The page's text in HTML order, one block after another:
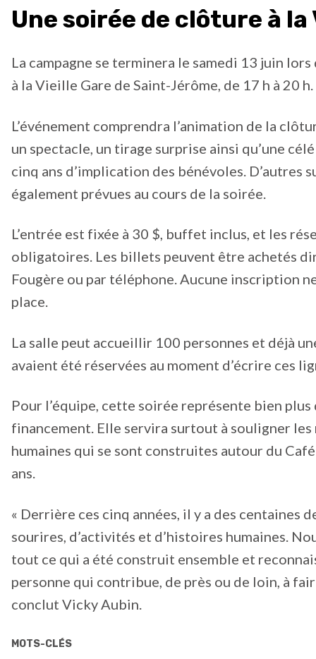
Une soirée de clôture à la
La campagne se terminera le samedi 13 juin
à la Vieille Gare de Saint-Jérôme, de 17 h à 20 h.
L’événement comprendra l’animation de la
un spectacle, un tirage surprise ainsi qu’une
cinq ans d’implication des bénévoles. D’autres
également prévues au cours de la soirée.
L’entrée est fixée à 30 $, buffet inclus, et les
obligatoires. Les billets peuvent être achetés
Fougère ou par téléphone. Aucune inscription
place.
La salle peut accueillir 100 personnes et déjà
avaient été réservées au moment d’écrire ces
Pour l’équipe, cette soirée représente bien plus
financement. Elle servira surtout à souligner
humaines qui se sont construites autour du
ans.
« Derrière ces cinq années, il y a des centaines
sourires, d’activités et d’histoires humaines.
tout ce qui a été construit ensemble et
personne qui contribue, de près ou de loin, à
conclut Vicky Aubin.
MOTS-CLÉS